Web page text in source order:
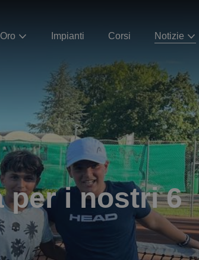
Impianti Corsi Notizie
per i nostri 6